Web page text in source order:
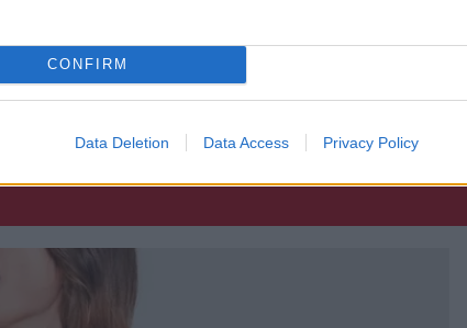
CONFIRM
Data Deletion Data Access Privacy Policy
a folytatásért!